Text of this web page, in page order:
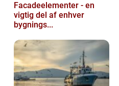
Facadeelementer - en
vigtig del af enhver
bygnings...